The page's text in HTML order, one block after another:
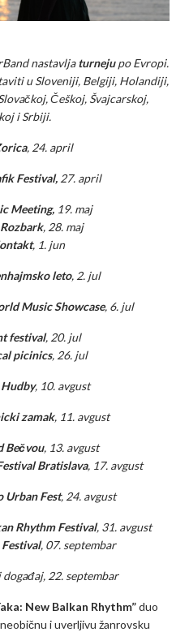
nastavljaturnejupo Evropi.
u Sloveniji, Belgiji, Holandiji,
Češkoj, Švajcarskoj,
i Srbiji.
, 24. april
Festival, 27. april
Meeting, 19. maj
, 28. maj
, 1. jun
leto, 2. jul
Music Showcase, 6. jul
festival, 20. jul
picinics, 26. jul
, 10. avgust
zamak, 11. avgust
Bečvou, 13. avgust
Bratislava, 17. avgust
Urban Fest, 24. avgust
Rhythm Festival, 31. avgust
Festival, 07. septembar
22. septembar
New Balkan Rhythm”duo
i uverljivu žanrovsku